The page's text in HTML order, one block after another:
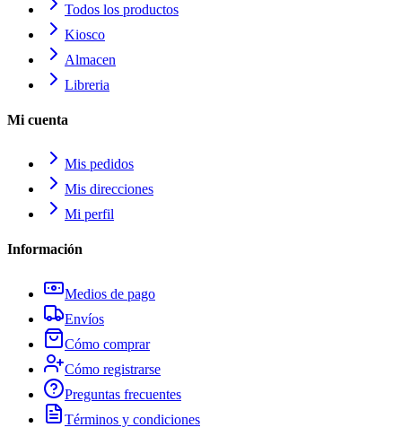
Todos los productos
Kiosco
Almacen
Libreria
Mi cuenta
Mis pedidos
Mis direcciones
Mi perfil
Información
Medios de pago
Envíos
Cómo comprar
Cómo registrarse
Preguntas frecuentes
Términos y condiciones